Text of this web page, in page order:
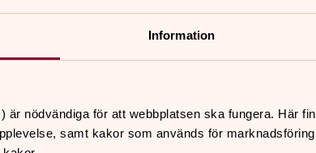
Information
är nödvändiga för att webbplatsen ska fungera. Här
samt kakor som används för